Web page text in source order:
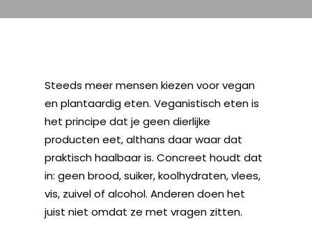
Steeds meer mensen kiezen voor vegan
en plantaardig eten. Veganistisch eten is
het principe dat je geen dierlijke
producten eet, althans daar waar dat
praktisch haalbaar is. Concreet houdt dat
in: geen brood, suiker, koolhydraten, vlees,
vis, zuivel of alcohol. Anderen doen het
juist niet omdat ze met vragen zitten.